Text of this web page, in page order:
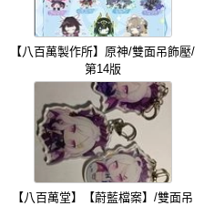
【八百萬製作所】原神/雙面吊飾壓/
第14版
【八百萬堂】【蔚藍檔案】/雙面吊